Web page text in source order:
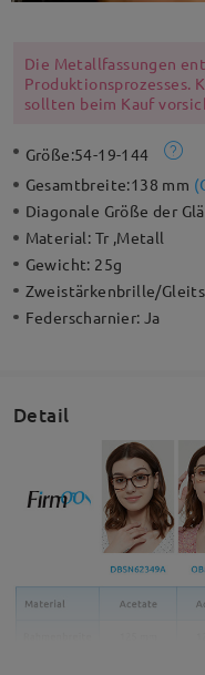
Die Metallfassungen
Produktionsprozesses.
sollten beim Kauf
Größe:54-19-144
Gesamtbreite:138 mm (
Diagonale Größe der
Material: Tr ,Metall
Gewicht: 25g
Zweistärkenbrille/
Federscharnier:Ja
Detail